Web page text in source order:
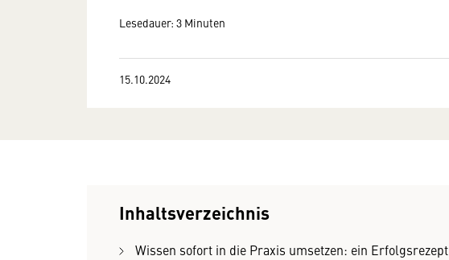
Lesedauer: 3 Minuten
15.10.2024
Inhaltsverzeichnis
Wissen sofort in die Praxis umsetzen: ein Erfolgsrezept